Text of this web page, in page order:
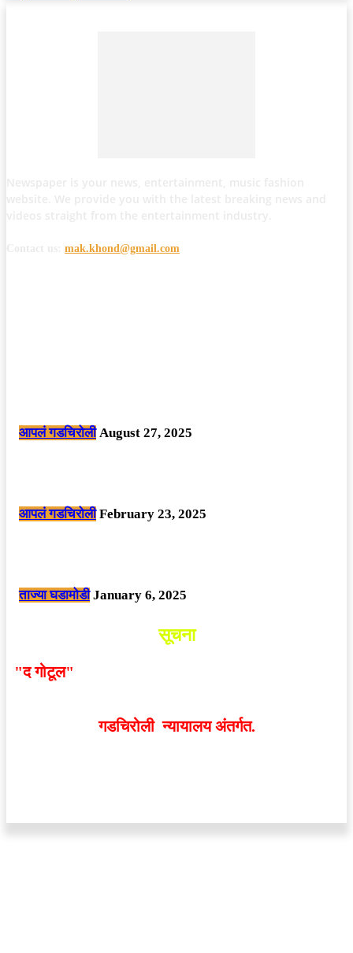
mak.khond@gmail.com
आपलं गडचिरोली August 27, 2025
आपलं गडचिरोली February 23, 2025
ताज्या घडामोडी January 6, 2025
सूचना
"द गोटूल"
गडचिरोली न्यायालय अंतर्गत.